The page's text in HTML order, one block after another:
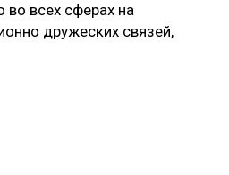
во всех сферах на
дружеских связей,